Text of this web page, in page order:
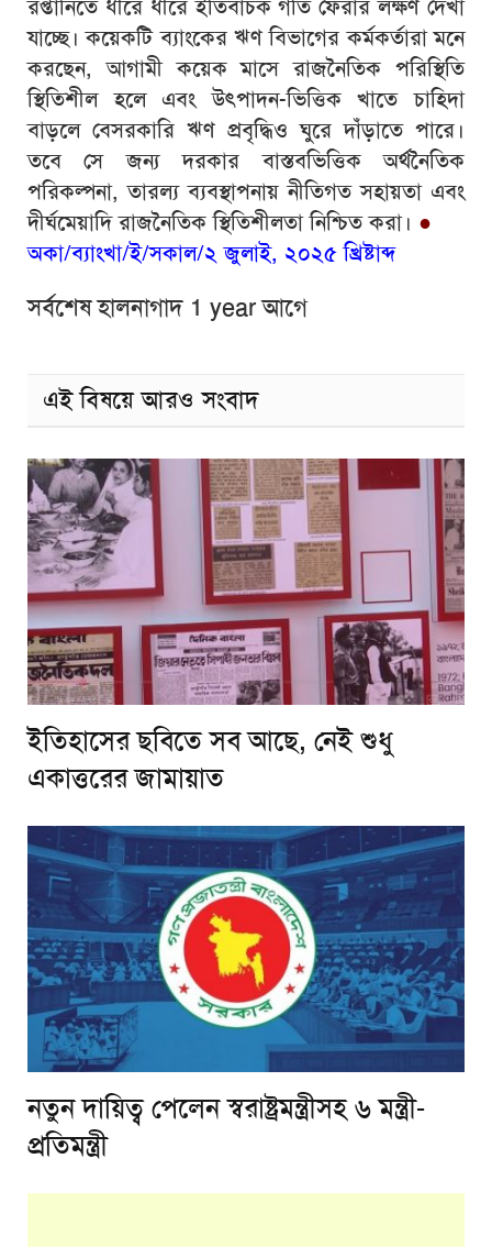
রপ্তানিতে ধীরে ধীরে ইতিবাচক গতি ফেরার লক্ষণ দেখা
যাচ্ছে। কয়েকটি ব্যাংকের ঋণ বিভাগের কর্মকর্তারা মনে
করছেন, আগামী কয়েক মাসে রাজনৈতিক পরিস্থিতি
স্থিতিশীল হলে এবং উৎপাদন-ভিত্তিক খাতে চাহিদা
বাড়লে বেসরকারি ঋণ প্রবৃদ্ধিও ঘুরে দাঁড়াতে পারে।
তবে সে জন্য দরকার বাস্তবভিত্তিক অর্থনৈতিক
পরিকল্পনা, তারল্য ব্যবস্থাপনায় নীতিগত সহায়তা এবং
দীর্ঘমেয়াদি রাজনৈতিক স্থিতিশীলতা নিশ্চিত করা। ●
অকা/ব্যাংখা/ই/সকাল/২ জুলাই, ২০২৫ খ্রিষ্টাব্দ
সর্বশেষ হালনাগাদ 1 year আগে
এই বিষয়ে আরও সংবাদ
ইতিহাসের ছবিতে সব আছে, নেই শুধু
একাত্তরের জামায়াত
নতুন দায়িত্ব পেলেন স্বরাষ্ট্রমন্ত্রীসহ ৬ মন্ত্রী-
প্রতিমন্ত্রী